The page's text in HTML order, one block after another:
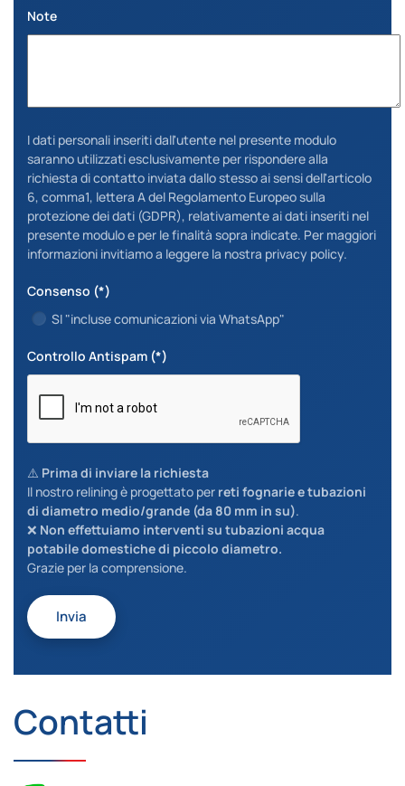
Note
I dati personali inseriti dall'utente nel presente modulo
saranno utilizzati esclusivamente per rispondere alla
richiesta di contatto inviata dallo stesso ai sensi dell'articolo
6, comma1, lettera A del Regolamento Europeo sulla
protezione dei dati (GDPR), relativamente ai dati inseriti nel
presente modulo e per le finalità sopra indicate. Per maggiori
informazioni invitiamo a leggere la nostra privacy policy.
Consenso (*)
SI "incluse comunicazioni via WhatsApp"
Controllo Antispam (*)
⚠️ Prima di inviare la richiesta
Il nostro relining è progettato per reti fognarie e tubazioni
di diametro medio/grande (da 80 mm in su).
❌ Non effettuiamo interventi su tubazioni acqua
potabile domestiche di piccolo diametro.
Grazie per la comprensione.
Invia
Contatti